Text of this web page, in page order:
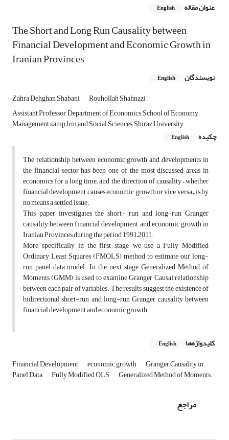
عنوان مقاله English
The Short and Long Run Causality between
Financial Development ‎and Economic Growth in
Iranian Provinces
نویسندگان English
Zahra Dehghan Shabani
Rouhollah Shahnazi
Assistant Professor, Department of Economics, School of Economy,
Management &amp;lrm;and Social Sciences, Shiraz University
چکیده
English
The relationship between economic growth and developments in
the ‎financial sector has been one of the most discussed areas in
economics ‎for a long time; and the direction of causality – whether
financial ‎development causes economic growth or vice versa – is by
no means a ‎settled issue.‎
This paper investigates the short- run and long-run Granger
causality ‎between financial development and economic growth in
Iranian ‎Provinces during the period 1991–2011. ‎
More specifically, in the first stage, we use a Fully Modified
Ordinary ‎Least Squares (FMOLS) method to estimate our long-
run panel data ‎model. In the next stage, Generalized Method of
Moments (GMM) is ‎used to examine Granger Causal relationship
between each pair of ‎variables. The results suggest the existence of
bidirectional short-run ‎and long-run Granger causality between
financial development and ‎economic growth
کلیدواژه‌ها English
Financial Development economic growth Granger Causality in
Panel ‎Data Fully Modified OLS Generalized Method of Moments.
مراجع